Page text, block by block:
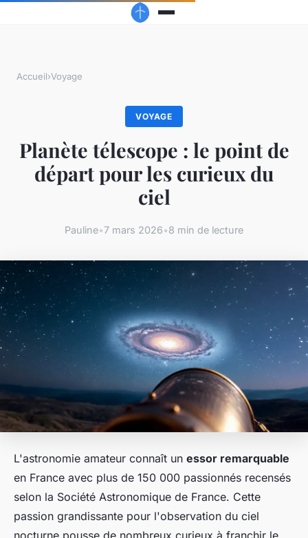
Accueil›Voyage
VOYAGE
Planète télescope : le point de
départ pour les curieux du
ciel
Pauline•7 mars 2026•8 min de lecture
L'astronomie amateur connaît un essor remarquable
en France avec plus de 150 000 passionnés recensés
selon la Société Astronomique de France. Cette
passion grandissante pour l'observation du ciel
nocturne pousse de nombreux curieux à franchir le